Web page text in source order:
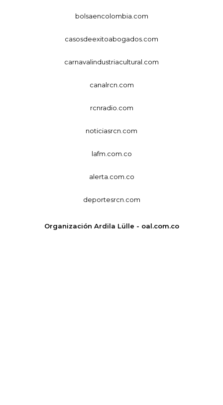
bolsaencolombia.com
casosdeexitoabogados.com
carnavalindustriacultural.com
canalrcn.com
rcnradio.com
noticiasrcn.com
lafm.com.co
alerta.com.co
deportesrcn.com
Organización Ardila Lülle - oal.com.co